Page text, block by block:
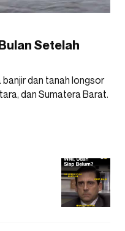
Setelah
dan tanah longsor
dan Sumatera Barat.